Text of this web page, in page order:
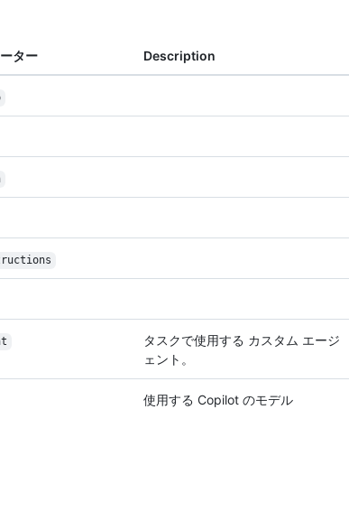
ター Description
タスクで使用する カスタム エージ
ェント。
使用する Copilot のモデル